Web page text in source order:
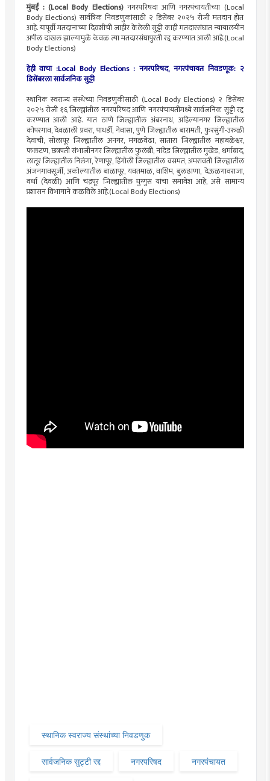
मुंबई : (Local Body Elections)नगरपरिषदा आणि नगरपंचायतीच्या (Local
Body Elections) सार्वत्रिक निवडणुकांसाठी २ डिसेंबर २०२५ रोजी मतदान होत
आहे. यापूर्वी मतदानाच्या दिवशीची जाहीर केलेली सुट्टी काही मतदारसंघात न्यायालयीन
अपील दाखल झाल्यामुळे केवळ त्या मतदारसंघापुरती रद्द करण्यात आली आहे.(Local
Body Elections)
हेही वाचा :Local Body Elections : नगरपरिषद, नगरपंचायत निवडणूक: २
डिसेंबरला सार्वजनिक सुट्टी
स्थानिक स्वराज्य संस्थेच्या निवडणुकीसाठी (Local Body Elections) २ डिसेंबर
२०२५ रोजी १६ जिल्ह्यांतील नगरपरिषद आणि नगरपंचायतीमध्ये सार्वजनिक सुट्टी रद्द
करण्यात आली आहे. यात ठाणे जिल्ह्यातील अंबरनाथ, अहिल्यानगर जिल्ह्यातील
कोपरगाव, देवळाली प्रवरा, पाथर्डी, नेवासा, पुणे जिल्ह्यातील बारामती, फुरसुंगी-उरुळी
देवाची, सोलापूर जिल्ह्यातील अनगर, मंगळवेढा, सातारा जिल्ह्यातील महाबळेश्वर,
फलटण, छत्रपती संभाजीनगर जिल्ह्यातील फुलंब्री, नांदेड जिल्ह्यातील मुखेड, धर्माबाद,
लातूर जिल्ह्यातील निलंगा, रेणापूर, हिंगोली जिल्ह्यातील वसमत, अमरावती जिल्ह्यातील
अंजनगावसूर्जी, अकोल्यातील बाळापूर, यवतमाळ, वाशिम, बुलढाणा, देऊळगावराजा,
वर्धा (देवळी) आणि चंद्रपूर जिल्ह्यातील घुग्गुस यांचा समावेश आहे, असे सामान्य
प्रशासन विभागाने कळविले आहे.(Local Body Elections)
स्थानिक स्वराज्य संस्थांच्या निवडणुक
सार्वजनिक सुट्टी रद्द नगरपरिषद नगरपंचायत